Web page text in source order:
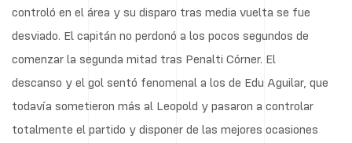
controló en el área y su disparo tras media vuelta se fue
desviado. El capitán no perdonó a los pocos segundos de
comenzar la segunda mitad tras Penalti Córner. El
descanso y el gol sentó fenomenal a los de Edu Aguilar, que
todavía sometieron más al Leopold y pasaron a controlar
totalmente el partido y disponer de las mejores ocasiones